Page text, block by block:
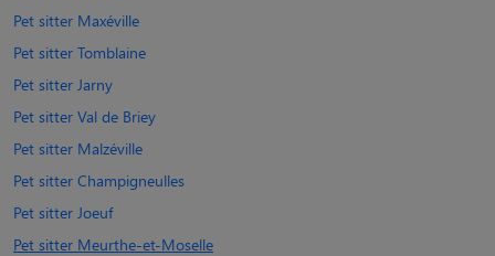
Pet sitter Maxéville
Pet sitter Tomblaine
Pet sitter Jarny
Pet sitter Val de Briey
Pet sitter Malzéville
Pet sitter Champigneulles
Pet sitter Joeuf
Pet sitter Meurthe-et-Moselle